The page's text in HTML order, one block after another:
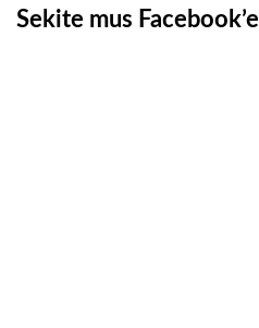
Sekite mus Facebook’e